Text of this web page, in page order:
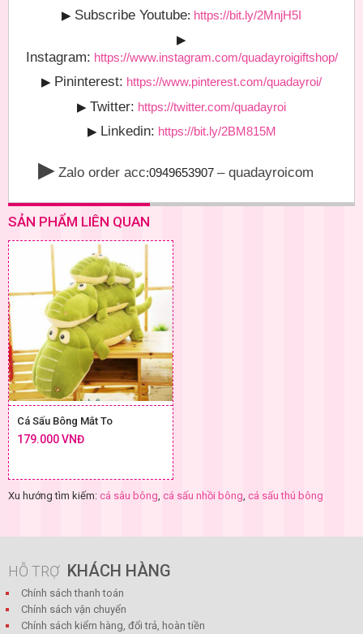
▶ Subscribe Youtube: https://bit.ly/2MnjH5I
▶
Instagram: https://www.instagram.com/quadayroigiftshop/
▶ Pininterest: https://www.pinterest.com/quadayroi/
▶ Twitter: https://twitter.com/quadayroi
▶ Linkedin: https://bit.ly/2BM815M
▶ Zalo order acc:0949653907 – quadayroicom
SẢN PHẨM LIÊN QUAN
Cá Sấu Bông Mắt To
179.000 VNĐ
Xu hướng tìm kiếm: cá sâu bông cá sấu nhồi bông cá sấu thú bông
HỖ TRỢ KHÁCH HÀNG
Chính sách thanh toán
Chính sách vận chuyển
Chính sách kiểm hàng, đổi trả, hoàn tiền